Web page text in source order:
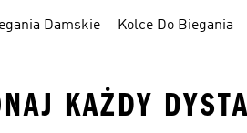
Damskie
Kolce Do Biegania
KAŻDY